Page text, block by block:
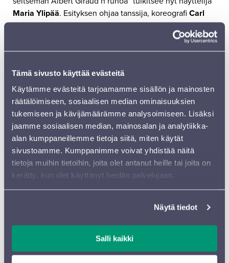
Tämä sivusto käyttää evästeitä
Käytämme evästeitä tarjoamamme sisällön ja mainosten
räätälöimiseen, sosiaalisen median ominaisuuksien
tukemiseen ja kävijämäärämme analysoimiseen. Lisäksi
jaamme sosiaalisen median, mainosalan ja analytiikka-
alan kumppaneillemme tietoja siitä, miten käytät
sivustoamme. Kumppanimme voivat yhdistää näitä
tietoja muihin tietoihin, joita olet antanut heille tai joita on
kerätty, kun olet käyttänyt heidän palvelujaan.
Näytä tiedot
Salli kaikki
Maria Ylipää. Esityksen ohjaa tanssija, koreografi Carl
Knif, ja konsertti toteutetaan yhteistyössä Lahden
kunnioitetaan Jaakko Kuusistoa. Hänen
viulukonserttonsa solistina soittaaElina Vähäläja
konsertin johtaaOsmo Vänskä. Toinen FOKUS-taiteilija
on ensi vuonna 75 vuotta täyttäväKalevi Aho.
KapellimestariErkki Lasonpalonjohtaman konsertin
ohjelmassa on sekä Ahon omaa että häntä inspiroinutta
musiikkia.
Suurta viihdettä ja erikoiskonsertteja
Kuten aina, Sinfonia Lahden kauteen kuuluu myös
runsaasti erikois- ja viihdekonsertteja. Käynnistyvän
kauden alussa orkesteri tanssittaa yleisönsä takaisin
konserttisaleihin supersuosituilla ABBA-konserteillaan.